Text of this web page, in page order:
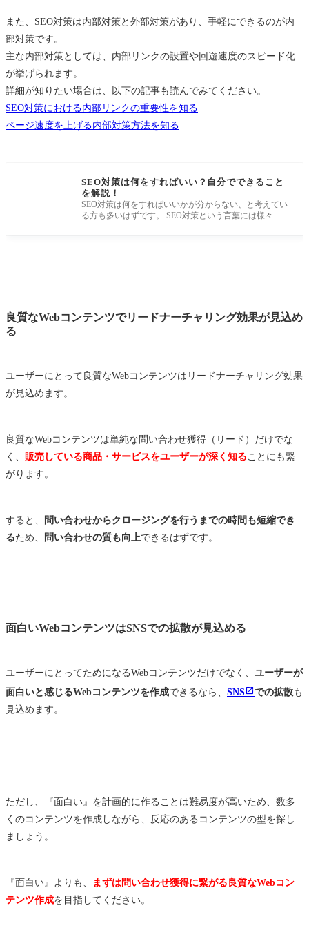
また、SEO対策は内部対策と外部対策があり、手軽にできるのが内
部対策です。
主な内部対策としては、内部リンクの設置や回遊速度のスピード化
が挙げられます。
詳細が知りたい場合は、以下の記事も読んでみてください。
SEO対策における内部リンクの重要性を知る
ページ速度を上げる内部対策方法を知る
SEO対策は何をすればいい？自分でできること
を解説！
SEO対策は何をすればいいかが分からない、と考えてい
る方も多いはずです。 SEO対策という言葉には様々な
良質なWebコンテンツでリードナーチャリング効果が見込め
る
ユーザーにとって良質なWebコンテンツはリードナーチャリング効果
が見込めます。
良質なWebコンテンツは単純な問い合わせ獲得（リード）だけでな
く、 販売している商品・サービスをユーザーが深く知ることにも繋
がります。
すると、 問い合わせからクロージングを行うまでの時間も短縮でき
るため、 問い合わせの質も向上できるはずです。
面白いWebコンテンツはSNSでの拡散が見込める
ユーザーにとってためになるWebコンテンツだけでなく、 ユーザーが
面白いと感じるWebコンテンツを作成できるなら、 SNS での拡散も
見込めます。
ただし、『面白い』を計画的に作ることは難易度が高いため、数多
くのコンテンツを作成しながら、反応のあるコンテンツの型を探し
ましょう。
『面白い』よりも、
まずは問い合わせ獲得に繋がる良質なWebコン
テンツ作成を目指してください。